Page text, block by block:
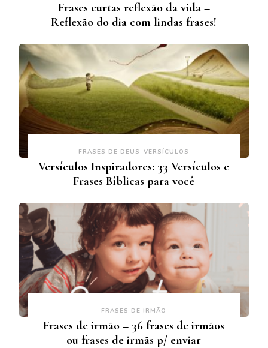
Frases curtas reflexão da vida –
Reflexão do dia com lindas frases!
FRASES DE DEUS VERSÍCULOS
Versículos Inspiradores: 33 Versículos e
Frases Bíblicas para você
FRASES DE IRMÃO
Frases de irmão – 36 frases de irmãos
ou frases de irmãs p/ enviar